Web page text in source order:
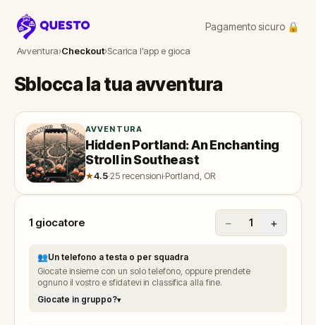
Questo
Pagamento sicuro 🔒
Avventura›Checkout›Scarica l’app e gioca
Sblocca la tua avventura
AVVENTURA
Hidden Portland: An Enchanting
Stroll in Southeast
★4.5·25 recensioni·Portland, OR
1 giocatore − 1 +
👥Un telefono a testa o per squadra
Giocate insieme con un solo telefono, oppure prendete
ognuno il vostro e sfidatevi in classifica alla fine.
Giocate in gruppo?▾